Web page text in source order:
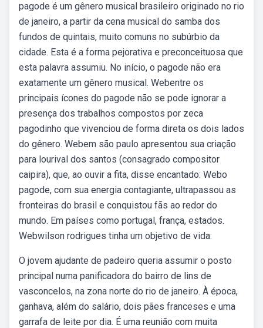
pagode é um gênero musical brasileiro originado no rio
de janeiro, a partir da cena musical do samba dos
fundos de quintais, muito comuns no subúrbio da
cidade. Esta é a forma pejorativa e preconceituosa que
esta palavra assumiu. No início, o pagode não era
exatamente um gênero musical. Webentre os
principais ícones do pagode não se pode ignorar a
presença dos trabalhos compostos por zeca
pagodinho que vivenciou de forma direta os dois lados
do gênero. Webem são paulo apresentou sua criação
para lourival dos santos (consagrado compositor
caipira), que, ao ouvir a fita, disse encantado: Webo
pagode, com sua energia contagiante, ultrapassou as
fronteiras do brasil e conquistou fãs ao redor do
mundo. Em países como portugal, frança, estados.
Webwilson rodrigues tinha um objetivo de vida:
O jovem ajudante de padeiro queria assumir o posto
principal numa panificadora do bairro de lins de
vasconcelos, na zona norte do rio de janeiro. À época,
ganhava, além do salário, dois pães franceses e uma
garrafa de leite por dia. É uma reunião com muita